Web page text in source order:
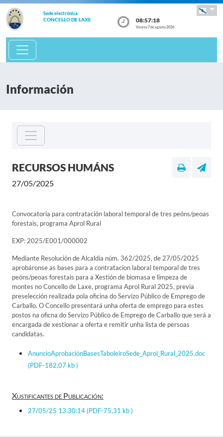
Sede electrónica
CONCELLO DE LAXE 08:57:18
Venres 7 de agosto 2026
Información
RECURSOS HUMÁNS
27/05/2025
Convocatoria para contratación laboral temporal de tres peóns/peoas
forestais, programa Aprol Rural
EXP: 2025/E001/000002
Mediante Resolución de Alcaldía núm. 362/2025, de 27/05/2025
aprobáronse as bases para a contratacion laboral temporal de tres
peóns/peoas forestais para a Xestión de biomasa e limpeza de
montes no Concello de Laxe, programa Aprol Rural 2025, previa
preselección realizada pola oficina do Servizo Público de Emprego de
Carballo. O Concello presentará unha oferta de emprego para estes
postos na oficna do Servizo Público de Emprego de Carballo que será a
encargada de xestionar a oferta e remitir unha lista de persoas
candidatas.
AnuncioAprobaciónBasesTaboleiroSede_Aprol_Rural_2025.doc
(PDF-182,07 kb )
Xustificantes de Publicación:
27/05/25 13:30:14(PDF-75,31 kb )